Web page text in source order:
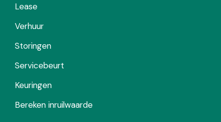
Lease
Verhuur
Storingen
Servicebeurt
Keuringen
Bereken inruilwaarde